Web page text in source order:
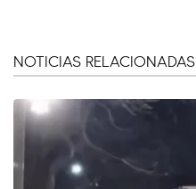
NOTICIAS RELACIONADAS